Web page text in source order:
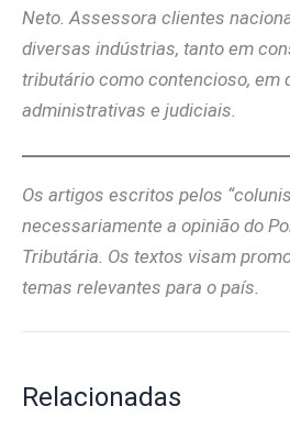
Neto. Assessora clientes
diversas indústrias, tanto em
tributário como contencioso, em
administrativas e judiciais.
Os artigos escritos pelos
necessariamente a opinião do
Tributária. Os textos visam
temas relevantes para o país.
Relacionadas